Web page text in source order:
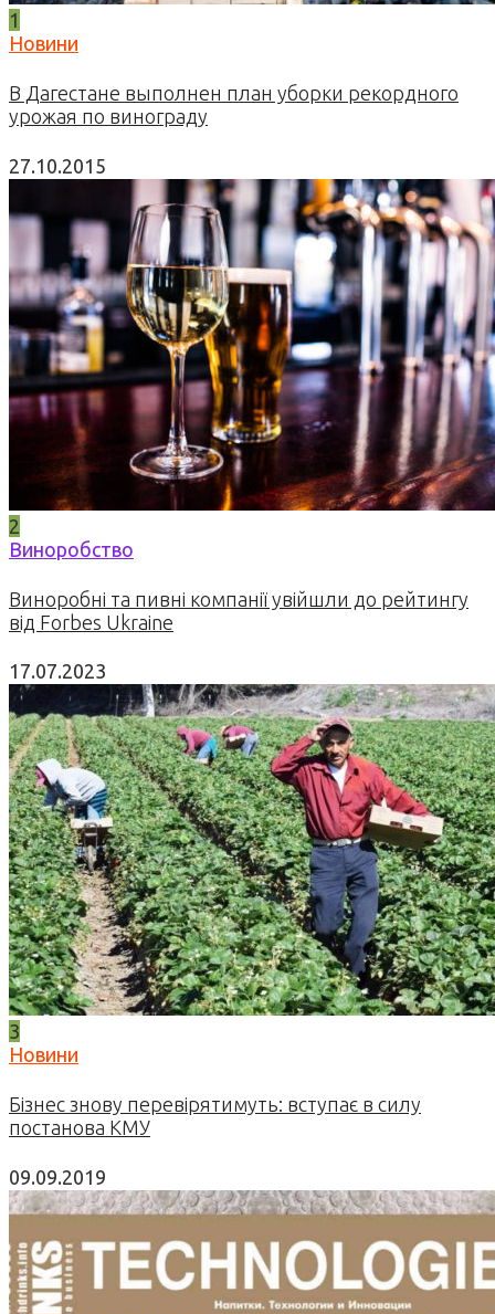
1
Новини
В Дагестане выполнен план уборки рекордного
урожая по винограду
27.10.2015
2
Виноробство
Виноробні та пивні компанії увійшли до рейтингу
від Forbes Ukraine
17.07.2023
3
Новини
Бізнес знову перевірятимуть: вступає в силу
постанова КМУ
09.09.2019